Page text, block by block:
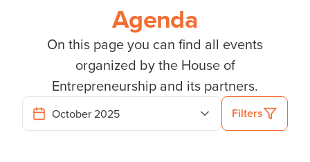
Agenda
On this page you can find all events
organized by the House of
Entrepreneurship and its partners.
Filters